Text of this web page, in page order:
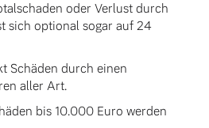
oder Verlust durch
sich optional sogar auf 24
Schäden durch einen
aller Art.
bis 10.000 Euro werden